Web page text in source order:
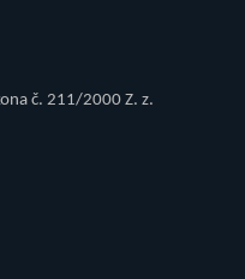
č. 211/2000 Z. z.